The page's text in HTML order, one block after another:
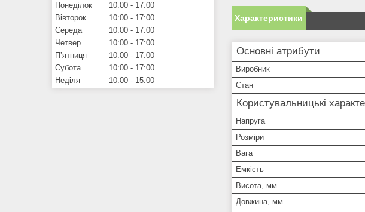
Характеристики
Основні атрибути
Виробник
Стан
Користувальницькі
Напруга
Розміри
Вага
Емкість
Висота, мм
Довжина, мм
Понеділок 10:00
17:00
Вівторок
10:00
17:00
Середа
10:00
17:00
Четвер
10:00
17:00
Пʼятниця
10:00
17:00
Субота
10:00
17:00
Неділя
10:00 15:00